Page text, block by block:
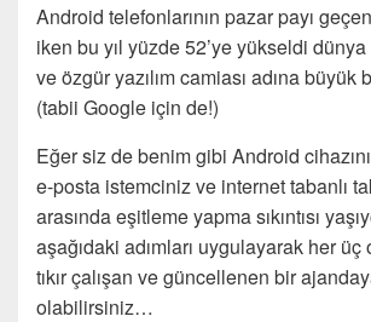
Android telefonlarının pazar payı
iken bu yıl yüzde 52’ye yükseldi
ve özgür yazılım camiası adına büyük
(tabii Google için de!)
Eğer siz de benim gibi Android
e-posta istemciniz ve internet tabanlı
arasında eşitleme yapma sıkıntısı
aşağıdaki adımları uygulayarak her üç
tıkır çalışan ve güncellenen bir
olabilirsiniz…